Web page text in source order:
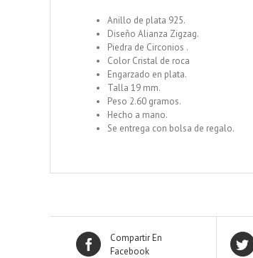
Anillo de plata 925.
Diseño Alianza Zigzag.
Piedra de Circonios .
Color Cristal de roca
Engarzado en plata.
Talla 19 mm.
Peso 2.60 gramos.
Hecho a mano.
Se entrega con bolsa de regalo.
Compartir En
Facebook